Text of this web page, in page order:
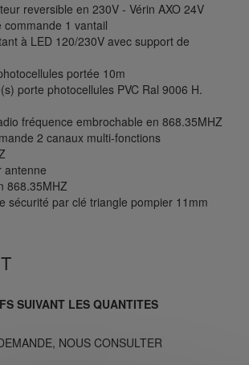
reversible en 230V - Vérin AXO 24V
commande 1 vantail
à LED 120/230V avec support de
portée 10m
porte photocellules PVC Ral 9006 H.
fréquence embrochable en 868.35MHZ
2 canaux multi-fonctions
antenne
868.35MHZ
sécurité par clé triangle pompier 11mm
SUIVANT LES QUANTITES
NOUS CONSULTER